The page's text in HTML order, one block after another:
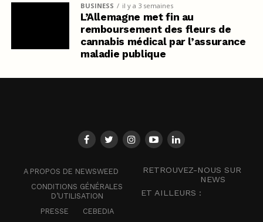
BUSINESS il y a 3 semaines
L’Allemagne met fin au
remboursement des fleurs de
cannabis médical par l’assurance
maladie publique
A PROPOS DE NEWSWEED
CONDITIONS GÉNÉRALES
D’UTILISATION
PRESSE
CEBEDIA
RETROUVEZ-NOUS SUR
NEWS
ET AILLEURS :